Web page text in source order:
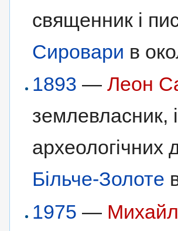
священник і
Сировари в
1893 —Леон
землевласник,
археологічних
Більче-Золоте
1975 —